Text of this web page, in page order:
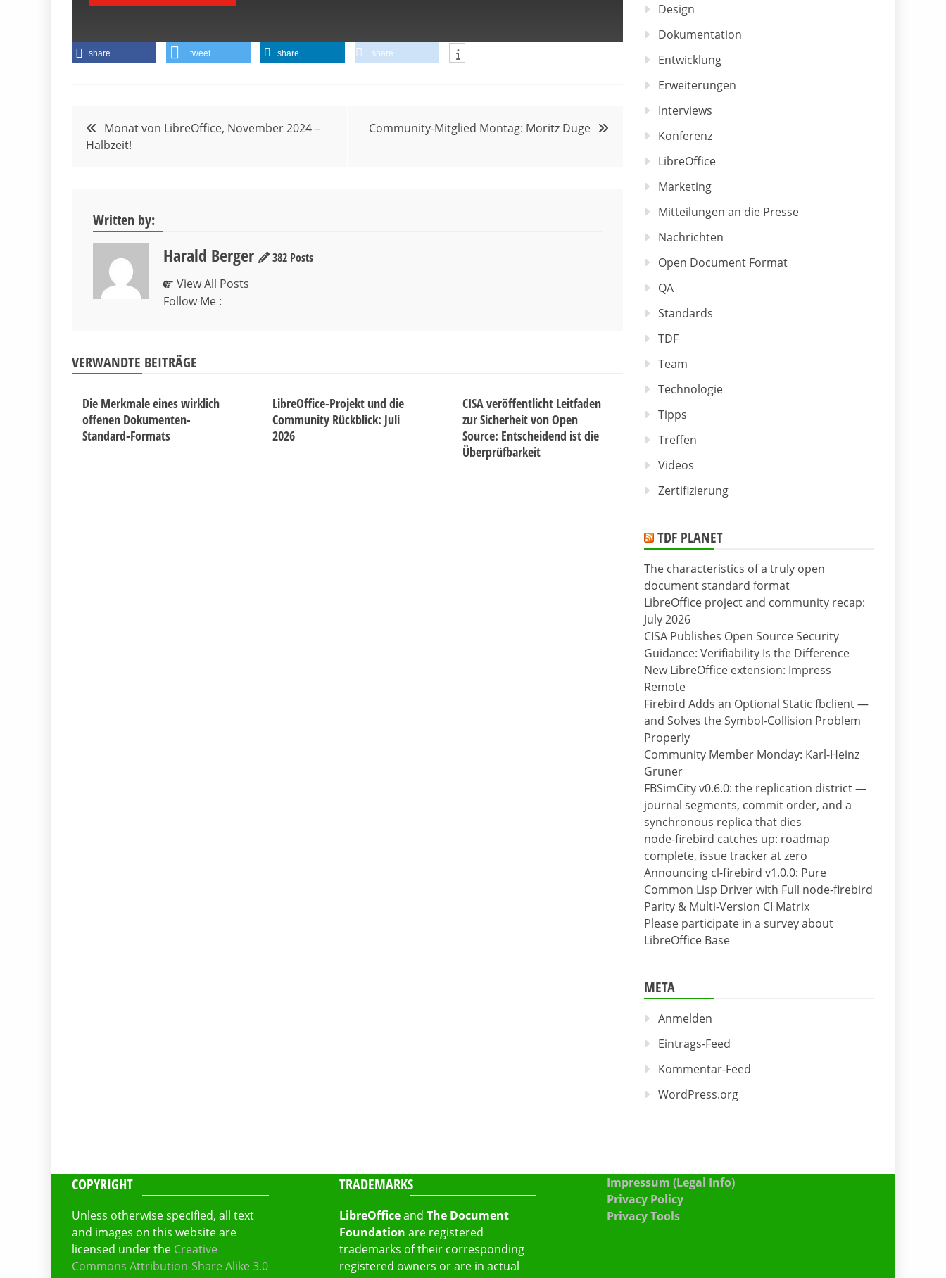
share tweet share share
Beitragsnavigation
Monat von LibreOffice, November 2024 –
Halbzeit!
Community-Mitglied Montag: Moritz Duge
Written by:
Harald Berger
382 Posts
View All Posts
Follow Me :
VERWANDTE BEITRÄGE
Die Merkmale eines wirklich
offenen Dokumenten-
Standard-Formats
LibreOffice-Projekt und die
Community Rückblick: Juli
2026
CISA veröffentlicht Leitfaden
zur Sicherheit von Open
Source: Entscheidend ist die
Überprüfbarkeit
Design
Dokumentation
Entwicklung
Erweiterungen
Interviews
Konferenz
LibreOffice
Marketing
Mitteilungen an die Presse
Nachrichten
Open Document Format
QA
Standards
TDF
Team
Technologie
Tipps
Treffen
Videos
Zertifizierung
TDF PLANET
The characteristics of a truly open
document standard format
LibreOffice project and community recap:
July 2026
CISA Publishes Open Source Security
Guidance: Verifiability Is the Difference
New LibreOffice extension: Impress
Remote
Firebird Adds an Optional Static fbclient —
and Solves the Symbol-Collision Problem
Properly
Community Member Monday: Karl-Heinz
Gruner
FBSimCity v0.6.0: the replication district —
journal segments, commit order, and a
synchronous replica that dies
node-firebird catches up: roadmap
complete, issue tracker at zero
Announcing cl-firebird v1.0.0: Pure
Common Lisp Driver with Full node-firebird
Parity & Multi-Version CI Matrix
Please participate in a survey about
LibreOffice Base
META
Anmelden
Eintrags-Feed
Kommentar-Feed
WordPress.org
COPYRIGHT
Unless otherwise specified, all text
and images on this website are
licensed under the Creative
Commons Attribution-Share Alike 3.0
TRADEMARKS
LibreOfficeand The Document
Foundation are registered
trademarks of their corresponding
registered owners or are in actual
Impressum (Legal Info)
Privacy Policy
Privacy Tools